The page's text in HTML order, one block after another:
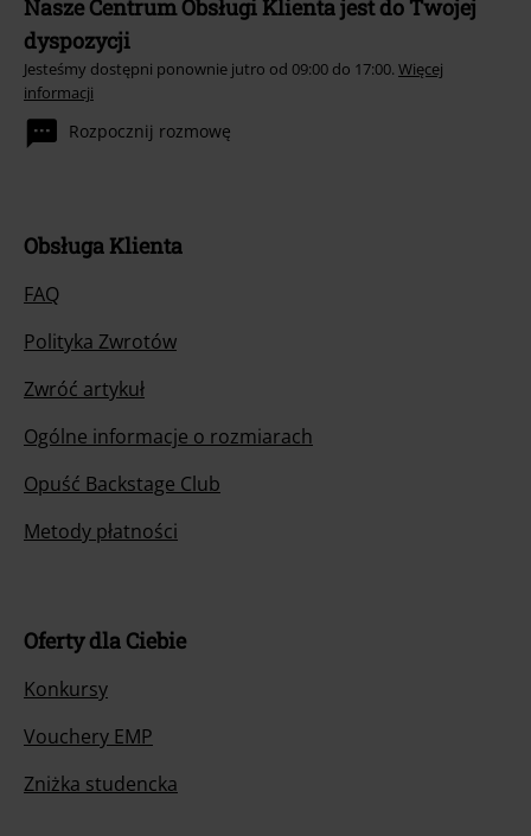
Nasze Centrum Obsługi Klienta jest do Twojej
dyspozycji
Jesteśmy dostępni ponownie jutro od 09:00 do 17:00. Więcej
informacji
Rozpocznij rozmowę
Obsługa Klienta
FAQ
Polityka Zwrotów
Zwróć artykuł
Ogólne informacje o rozmiarach
Opuść Backstage Club
Metody płatności
Oferty dla Ciebie
Konkursy
Vouchery EMP
Zniżka studencka